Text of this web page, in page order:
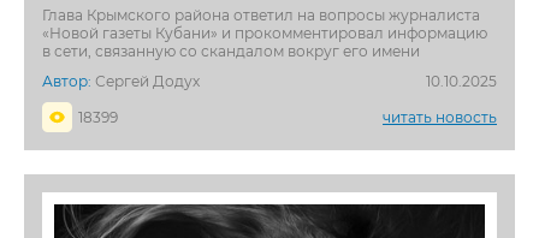
Глава Крымского района ответил на вопросы журналиста
«Новой газеты Кубани» и прокомментировал информацию
в сети, связанную со скандалом вокруг его имени
Автор: Сергей Додух
10.10.2025
18399
читать новость